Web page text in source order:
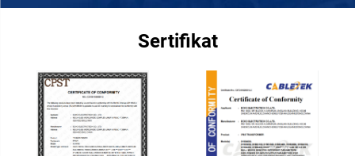
Sertifikat